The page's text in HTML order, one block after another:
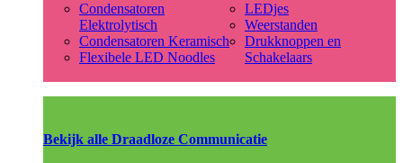
Condensatoren
Elektrolytisch
Condensatoren Keramisch
Flexibele LED Noodles
LEDjes
Weerstanden
Drukknoppen en
Schakelaars
Bekijk alle Draadloze Communicatie